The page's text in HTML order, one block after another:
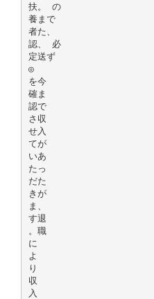
扶。 の
養まで
者た、
認、 必
定送ず
◎
を今
確ま
認で
さ収
せ入
てが
いあ
たっ
だた
きが
ま、
す退
。職
に
よ
り
収
入